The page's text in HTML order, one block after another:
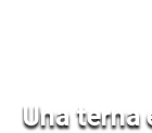
Una terna